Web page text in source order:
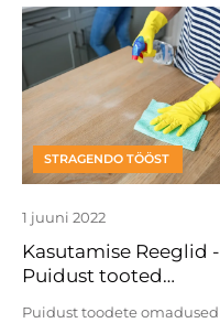
STRAGENDO TÖÖST
1 juuni 2022
Kasutamise Reeglid -
Puidust tooted
Puidust toodete omadused Puit on